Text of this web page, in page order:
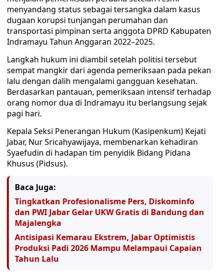
menyandang status sebagai tersangka dalam kasus
dugaan korupsi tunjangan perumahan dan
transportasi pimpinan serta anggota DPRD Kabupaten
Indramayu Tahun Anggaran 2022–2025.
Langkah hukum ini diambil setelah politisi tersebut
sempat mangkir dari agenda pemeriksaan pada pekan
lalu dengan dalih mengalami gangguan kesehatan.
Berdasarkan pantauan, pemeriksaan intensif terhadap
orang nomor dua di Indramayu itu berlangsung sejak
pagi hari.
Kepala Seksi Penerangan Hukum (Kasipenkum) Kejati
Jabar, Nur Sricahyawijaya, membenarkan kehadiran
Syaefudin di hadapan tim penyidik Bidang Pidana
Khusus (Pidsus).
Baca Juga:
Tingkatkan Profesionalisme Pers, Diskominfo
dan PWI Jabar Gelar UKW Gratis di Bandung dan
Majalengka
Antisipasi Kemarau Ekstrem, Jabar Optimistis
Produksi Padi 2026 Mampu Melampaui Capaian
Tahun Lalu